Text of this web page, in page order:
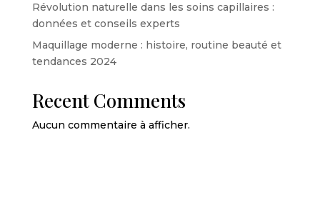
Révolution naturelle dans les soins capillaires :
données et conseils experts
Maquillage moderne : histoire, routine beauté et
tendances 2024
Recent Comments
Aucun commentaire à afficher.